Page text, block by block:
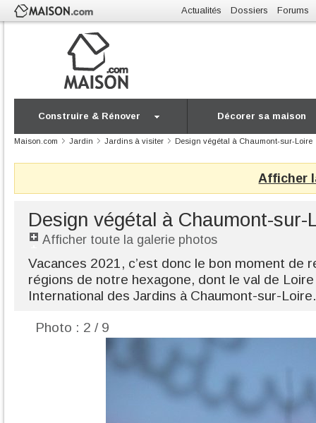
Actualités Dossiers Forums
Construire & Rénover Décorer sa maison
Maison.com Jardin Jardins à visiter Design végétal à Chaumont-sur-Loire
Afficher
Design végétal à Chaumont-sur-
Afficher toute la galerie photos
Vacances 2021, c’est donc le bon moment de
régions de notre hexagone, dont le val de
International des Jardins à Chaumont-sur-Loire.
Photo : 2 / 9